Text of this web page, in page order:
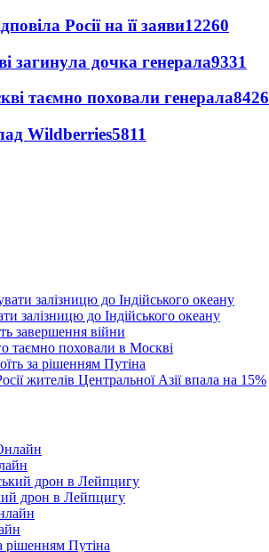
Росії на її заяви12260
загинула дочка генерала9331
таємно поховали генерала8426
Wildberries5811
залізницю до Індійського океану
завершення війни
таємно поховали в Москві
за рішенням Путіна
жителів Центральної Азії впала на 15%
дрон в Лейпцигу